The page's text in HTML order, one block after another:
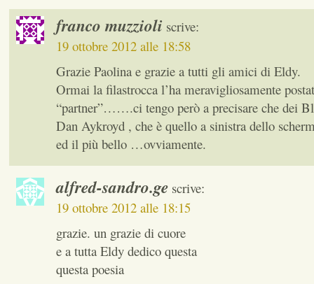
franco muzzioli scrive:
19 ottobre 2012 alle 18:58
Grazie Paolina e grazie a tutti gli amici di Eldy.
Ormai la filastrocca l’ha meravigliosamente
“partner”…….ci tengo però a precisare che dei
Dan Aykroyd , che è quello a sinistra dello
ed il più bello …ovviamente.
alfred-sandro.ge scrive:
19 ottobre 2012 alle 18:15
grazie. un grazie di cuore
e a tutta Eldy dedico questa
questa poesia